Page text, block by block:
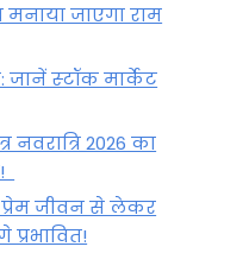
जाएगा राम
स्‍टॉक मार्केट
2026 का
प्रेम जीवन से लेकर